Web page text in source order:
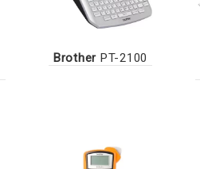
Brother PT-2100